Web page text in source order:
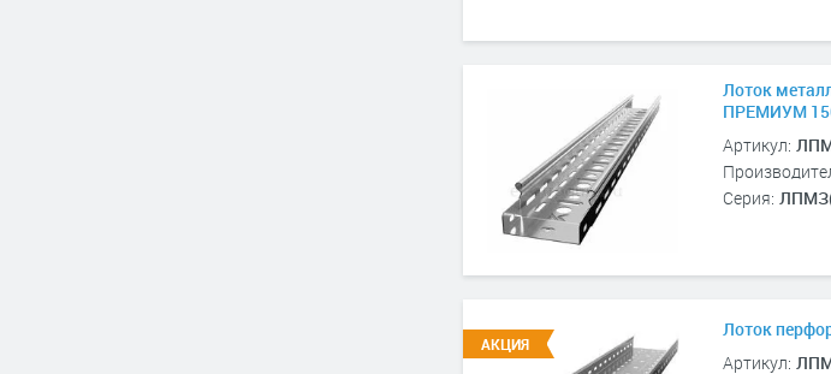
Лоток
ПРЕМИУМ
Артикул:
Серия:
Лоток
Артикул:
АКЦИЯ